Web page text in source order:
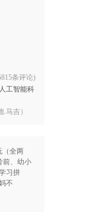
工智能科
条评论)
.马吉）